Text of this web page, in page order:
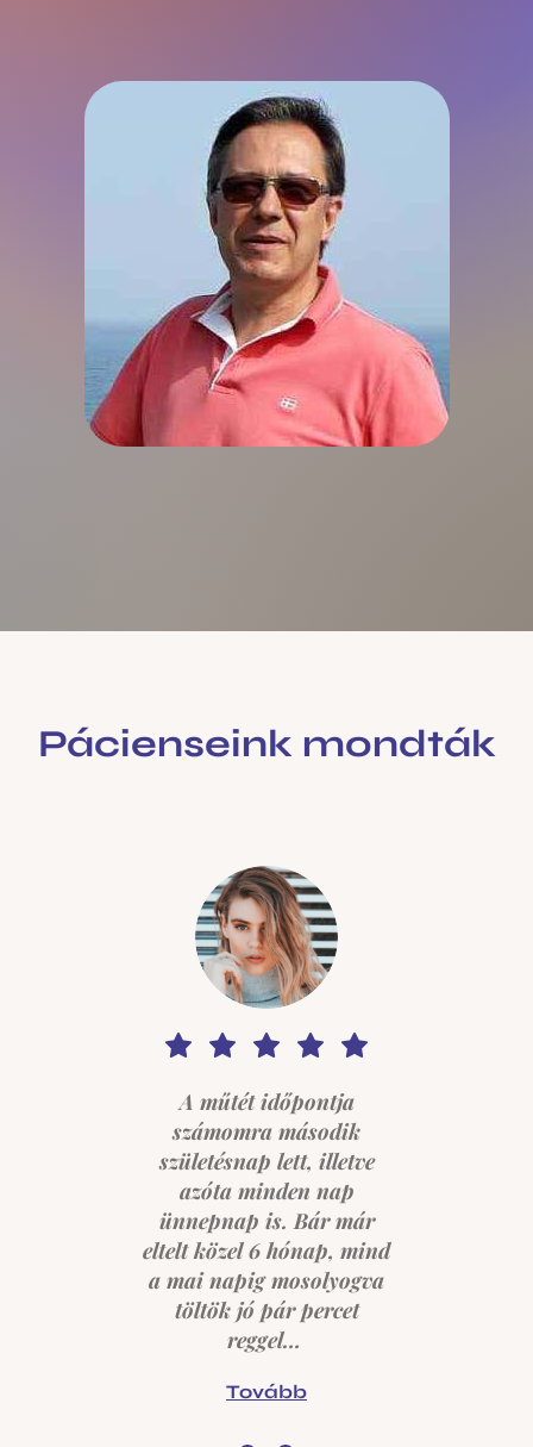
Pácienseink mondták
A műtét időpontja
számomra második
születésnap lett, illetve
azóta minden nap
ünnepnap is. Bár már
eltelt közel 6 hónap, mind
a mai napig mosolyogva
töltök jó pár percet
reggel…
Tovább